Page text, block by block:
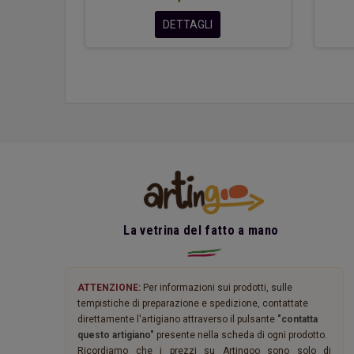
DETTAGLI
La vetrina del fatto a mano
ATTENZIONE: Per informazioni sui prodotti, sulle
tempistiche di preparazione e spedizione, contattate
direttamente l'artigiano attraverso il pulsante "contatta
questo artigiano" presente nella scheda di ogni prodotto.
Ricordiamo che i prezzi su Artingoo sono solo di